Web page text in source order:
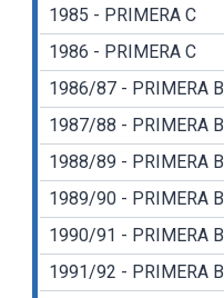
1985 - PRIMERA C
1986 - PRIMERA C
1986/87 - PRIMERA B
1987/88 - PRIMERA B
1988/89 - PRIMERA B
1989/90 - PRIMERA B
1990/91 - PRIMERA B
1991/92 - PRIMERA B